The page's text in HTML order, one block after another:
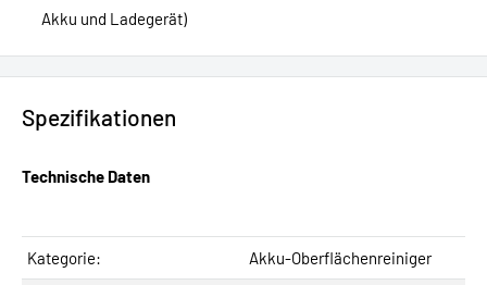
Akku und Ladegerät)
Spezifikationen
Technische Daten
Kategorie: Akku-Oberflächenreiniger